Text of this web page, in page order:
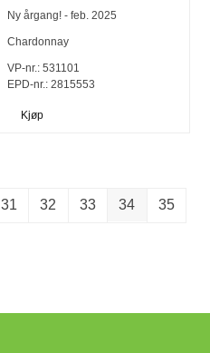
Ny årgang! - feb. 2025
Chardonnay
VP-nr.:531101
EPD-nr.: 2815553
Kjøp
31 32 33 34 35